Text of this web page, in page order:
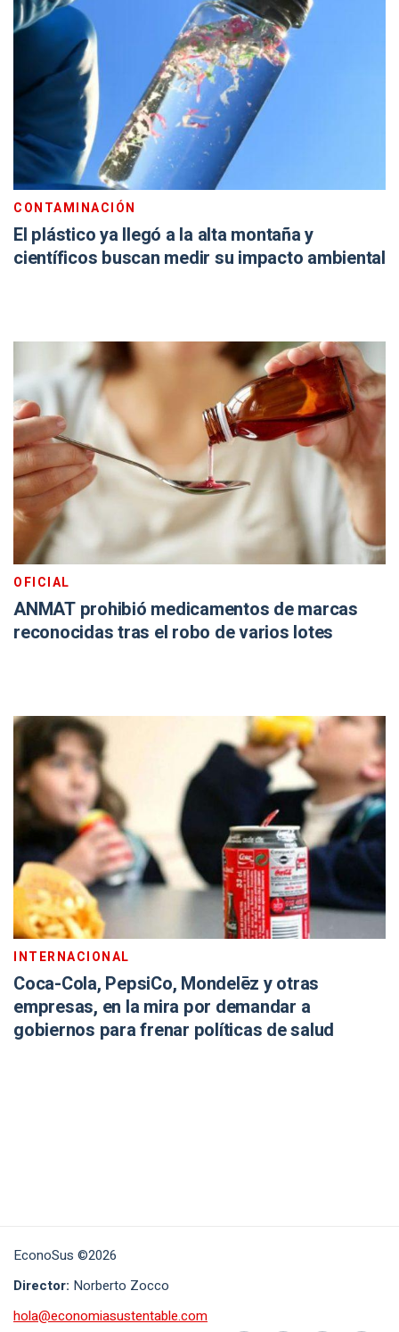
CONTAMINACIÓN
El plástico ya llegó a la alta montaña y
científicos buscan medir su impacto ambiental
OFICIAL
ANMAT prohibió medicamentos de marcas
reconocidas tras el robo de varios lotes
INTERNACIONAL
Coca-Cola, PepsiCo, Mondelēz y otras
empresas, en la mira por demandar a
gobiernos para frenar políticas de salud
EconoSus ©2026
Director: Norberto Zocco
hola@economiasustentable.com